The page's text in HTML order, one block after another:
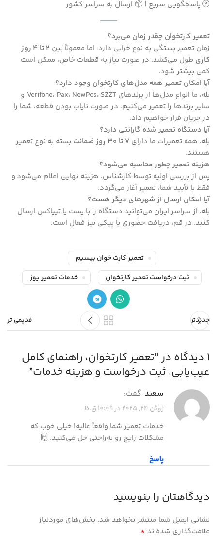
🕐 پاسخگویی سریع | 📦 ارسال به سراسر کشور
تعمیر کارتخوان چقدر زمان می‌برد؟
زمان تعمیر بستگی به نوع خرابی دارد، اما معمولاً بین
۲ تا ۴ روز
کاری طول می‌کشد. در صورت نیاز به قطعات خاص، ممکن است
کمی بیشتر شود.
آیا امکان تعمیر همه مدل‌های کارتخوان وجود دارد؟
بله، ما انواع مدل‌ها از برندهای Verifone، Pax، NewPos، SZZT و
سایر برندها را تعمیر می‌کنیم. در صورت نایاب بودن قطعه، شما را
در جریان قرار خواهیم داد.
آیا دستگاه تعمیر شده گارانتی دارد؟
بله، همه تعمیرات ما دارای ۷ تا ۳۰ روز ضمانت
بسته به نوع تعمیر
هستند.
هزینه تعمیر چطور محاسبه می‌شود؟
پس از بررسی اولیه توسط کارشناس، هزینه نهایی اعلام می‌شود و
فقط با تأیید شما، تعمیر آغاز می‌گردد.
آیا امکان ارسال از شهرهای دیگر هست؟
بله، از سراسر ایران می‌توانید دستگاه را با پست یا تیپاکس ارسال
کنید. در قم، دریافت حضوری یا پیکی نیز فعال است.
تعمیر کارت خوان بیسیم
ثبت درخواست تعمیر کارتخوان
خدمات تعمیر پوز
جدیدتر قدیمی تر
1 دیدگاه در “
تعمیر کارتخوان، راهنمای کامل
عیب‌یابی، ثبت درخواست و هزینه خدمات”
سعید گفت:
ژوئن 24, 2025 در 10:09 ق.ظ
خدمات تعمیر شما واقعاً عالیه! خیلی خوب که
مشکلات رایج رو به‌راحتی حل می‌کنید. 🙌
پاسخ
دیدگاهتان را بنویسید
نشانی ایمیل شما منتشر نخواهد شد. بخش‌های موردنیاز
علامت‌گذاری شده‌اند *